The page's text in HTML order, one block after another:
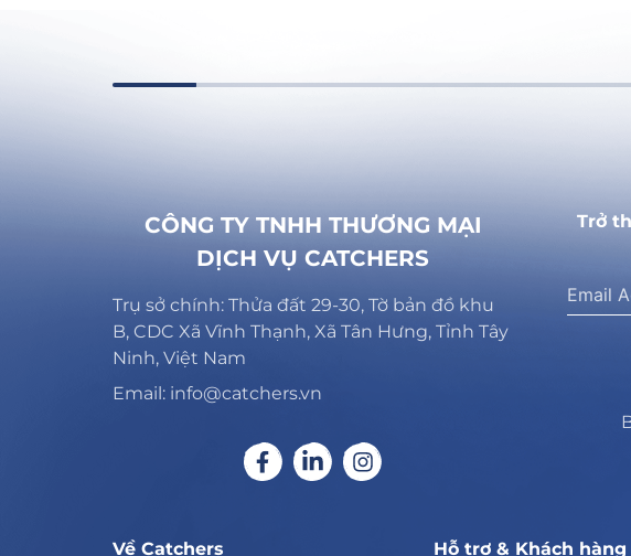
CÔNG TY TNHH THƯƠNG MẠI
DỊCH VỤ CATCHERS
Trụ sở chính: Thửa đất 29-30, Tờ bản đồ khu
B, CDC Xã Vĩnh Thạnh, Xã Tân Hưng, Tỉnh Tây
Ninh, Việt Nam
Email: info@catchers.vn
Trở
Về Catchers Hỗ trợ & Khách hàng